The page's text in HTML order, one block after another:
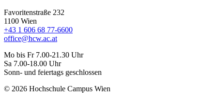
Favoritenstraße 232
1100 Wien
+43 1 606 68 77-6600
office@hcw.ac.at
Mo bis Fr 7.00-21.30 Uhr
Sa 7.00-18.00 Uhr
Sonn- und feiertags geschlossen
© 2026 Hochschule Campus Wien